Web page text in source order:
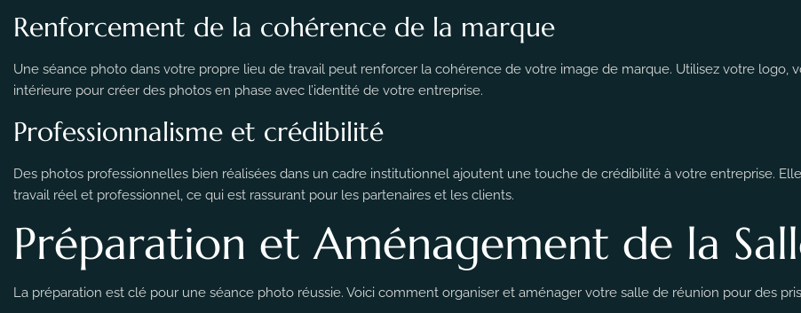
Renforcement de la cohérence de la marque
Une séance photo dans votre propre lieu de travail peut renforcer la cohérence de votre image de marque. Utilisez votre logo,
intérieure pour créer des photos en phase avec l’identité de votre entreprise.
Professionnalisme et crédibilité
Des photos professionnelles bien réalisées dans un cadre institutionnel ajoutent une touche de crédibilité à votre entreprise.
travail réel et professionnel, ce qui est rassurant pour les partenaires et les clients.
Préparation et Aménagement de la
La préparation est clé pour une séance photo réussie. Voici comment organiser et aménager votre salle de réunion pour des